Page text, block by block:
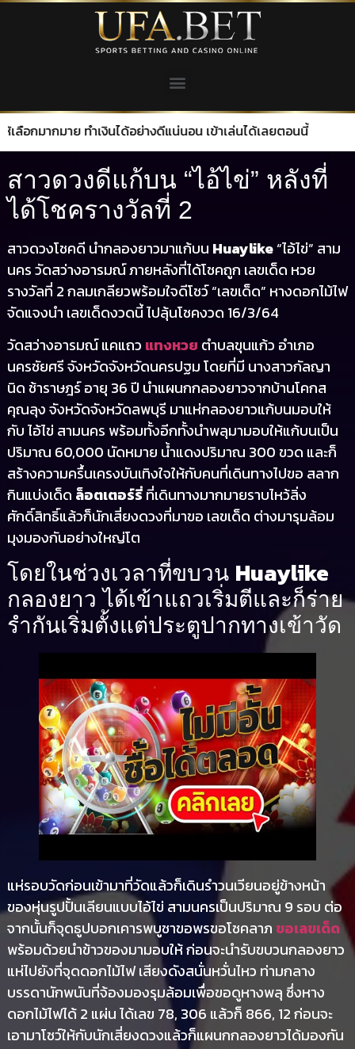
กมาย ทำเงินได้อย่างดีแน่นอน เข้าเล่นได้เลยตอนนี้
สาวดวงดีแก้บน “ไอ้ไข่” หลังที่
ได้โชครางวัลที่ 2
สาวดวงโชคดี นำกลองยาวมาแก้บน Huaylike“ไอ้ไข่” สาม
นคร วัดสว่างอารมณ์ ภายหลังที่ได้โชคถูก เลขเด็ด หวย
รางวัลที่ 2 กลมเกลียวพร้อมใจดีโชว์ “เลขเด็ด” หางดอกไม้ไฟ
จัดแจงนำ เลขเด็ดงวดนี้ ไปลุ้นโชคงวด 16/3/64
วัดสว่างอารมณ์ แคแถว แทงหวย ตำบลขุนแก้ว อำเภอ
นครชัยศรี จังหวัดจังหวัดนครปฐม โดยที่มี นางสาวกัลญา
นิด ช้าราษฎร์ อายุ 36 ปี นำแผนกกลองยาวจากบ้านโคกส
คุณลุง จังหวัดจังหวัดลพบุรี มาแห่กลองยาวแก้บนมอบให้
กับ ไอ้ไข่ สามนคร พร้อมทั้งอีกทั้งนำพลุมามอบให้แก้บนเป็น
ปริมาณ 60,000 นัดหมาย น้ำแดงปริมาณ 300 ขวด และก็
สร้างความครื้นเครงบันเทิงใจให้กับคนที่เดินทางไปขอ สลาก
กินแบ่งเด็ด ล็อตเตอร์รี่ที่เดินทางมากมายราบไหว้สิ่ง
ศักดิ์สิทธิ์แล้วก็นักเสี่ยงดวงที่มาขอ เลขเด็ด ต่างมารุมล้อม
มุงมองกันอย่างใหญ่โต
โดยในช่วงเวลาที่ขบวน Huaylike
กลองยาว ได้เข้าแถวเริ่มตีและก็ร่าย
รำกันเริ่มตั้งแต่ประตูปากทางเข้าวัด
แห่รอบวัดก่อนเข้ามาที่วัดแล้วก็เดินรำวนเวียนอยู่ข้างหน้า
ของหุ่นรูปปั้นเลียนแบบไอ้ไข่ สามนครเป็นปริมาณ 9 รอบ ต่อ
จากนั้นก็จุดธูปบอกเคารพบูชาขอพรขอโชคลาภ ขอเลขเด็ด
พร้อมด้วยนำข้าวของมามอบให้ ก่อนจะนำรับขบวนกลองยาว
แห่ไปยังที่จุดดอกไม้ไฟ เสียงดังสนั่นหวั่นไหว ท่ามกลาง
บรรดานักพนันที่จ้องมองรุมล้อมเพื่อขอดูหางพลุ ซึ่งหาง
ดอกไม้ไฟได้ 2 แผ่น ได้เลข 78, 306 แล้วก็ 866, 12 ก่อนจะ
เอามาโชว์ให้กับนักเสี่ยงดวงแล้วก็แผนกกลองยาวได้มองกัน